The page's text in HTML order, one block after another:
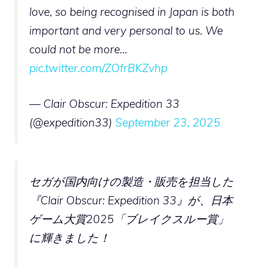
love, so being recognised in Japan is both
important and very personal to us. We
could not be more…
pic.twitter.com/ZOfrBKZvhp
— Clair Obscur: Expedition 33
(@expedition33) September 23, 2025
セガが国内向けの製造・販売を担当した
『Clair Obscur: Expedition 33』が、日本
ゲーム大賞2025「ブレイクスルー賞」
に輝きました！